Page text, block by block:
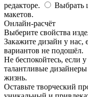
редакторе.
Выбрать
макетов.
Онлайн-расчёт
Выберите свойства
Закажите дизайн у
вариантов не подошёл.
Не беспокойтесь, если
талантливые
жизнь.
Оставьте творческий